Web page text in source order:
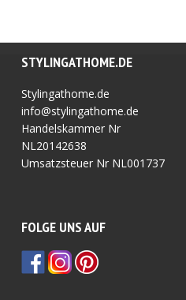
STYLINGATHOME.DE
Stylingathome.de
info@stylingathome.de
Handelskammer Nr
NL20142638
Umsatzsteuer Nr NL001737
FOLGE UNS AUF